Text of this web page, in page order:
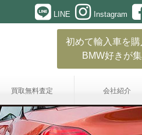
LINE Instagram
初めて輸入車を
BMW好きが
買取無料査定 会社紹介